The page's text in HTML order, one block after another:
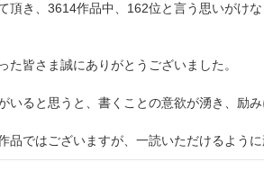
頂き、3614作品中、162位と言う思いがけ
た皆さま誠にありがとうございました。
いると思うと、書くことの意欲が湧き、励み
品ではございますが、一読いただけるように